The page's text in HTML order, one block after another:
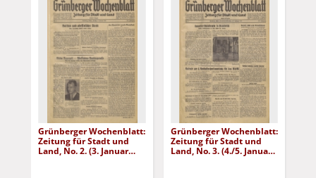
Grünberger Wochenblatt:
Zeitung für Stadt und
Land, No. 2. (3. Januar
Grünberger Wochenblatt:
Zeitung für Stadt und
Land, No. 3. (4./5. Januar